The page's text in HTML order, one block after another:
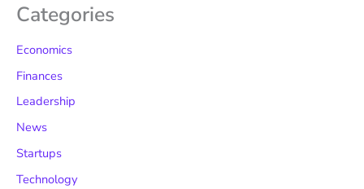
Categories
Economics
Finances
Leadership
News
Startups
Technology